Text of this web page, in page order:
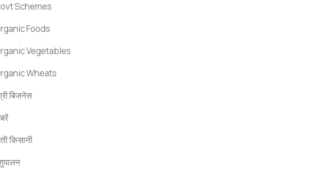
Schemes
Foods
Vegetables
Wheats
बिजनेस
किसानी